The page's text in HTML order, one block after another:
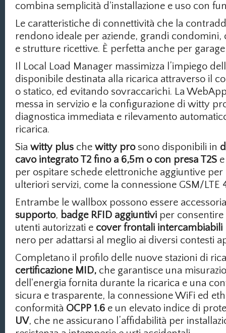
combina semplicità d'installazione e uso con
Le caratteristiche di connettività che la
rendono ideale per aziende, grandi
e strutture ricettive. È perfetta anche per
Il Local Load Manager massimizza l’impiego
disponibile destinata alla ricarica attraverso il
o statico, ed evitando sovraccarichi. La
messa in servizio e la configurazione di witty
diagnostica immediata e rilevamento
ricarica.
Sia witty plus che witty prosono disponibili in
cavo integrato T2 fino a 6,5m o con presa T2S
per ospitare schede elettroniche aggiuntive per
ulteriori servizi, come la connessione GSM/LTE
Entrambe le wallbox possono essere
supporto, badge RFID aggiuntivi per
utenti autorizzati e cover frontali intercambiabili
nero per adattarsi al meglio ai diversi contesti
Completano il profilo delle nuove stazioni di
certificazione MID, che garantisce una
dell'energia fornita durante la ricarica e una
sicura e trasparente, la connessione WiFi ed
conformità OCPP 1.6 e un elevato indice di
UV, che ne assicurano l’affidabilità per